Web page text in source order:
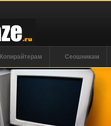
Копирайтерам Сеошникам